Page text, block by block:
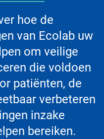
hoe de
van Ecolab uw
om veilige
die voldoen
patiënten, de
verbeteren
inzake
bereiken.